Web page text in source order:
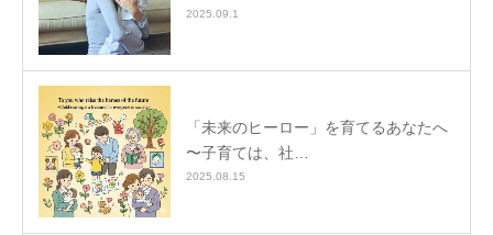
2025.09.1
「未来のヒーロー」を育てるあなたへ
〜子育ては、社…
2025.08.15